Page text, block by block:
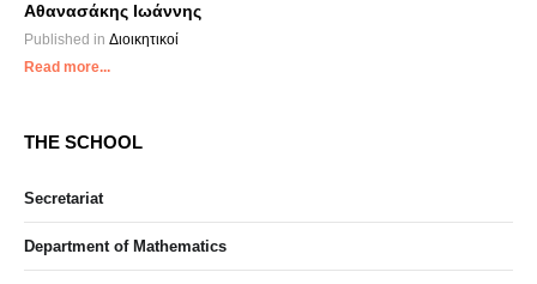
Αθανασάκης Ιωάννης
Published in Διοικητικοί
Read more...
THE SCHOOL
Secretariat
Department of Mathematics